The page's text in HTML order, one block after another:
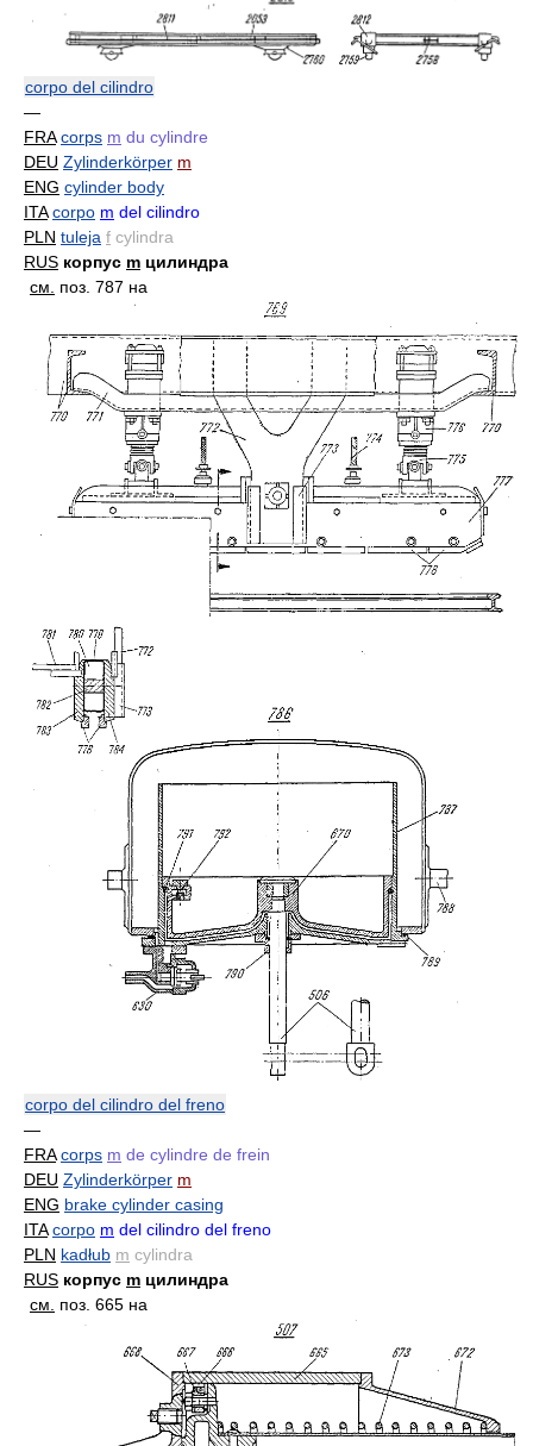
corpo del cilindro
—
FRA corps m du cylindre
DEU Zylinderkörper m
ENG cylinder body
ITA corpo m del cilindro
PLN tuleja f cylindra
RUS корпус m цилиндра
см.
поз. 787 на
corpo del cilindro del freno
—
FRA corps m de cylindre de frein
DEU Zylinderkörper m
ENG brake cylinder casing
ITA corpo m del cilindro del freno
PLN kadłub m cylindra
RUS корпус m цилиндра
см.
поз. 665 на